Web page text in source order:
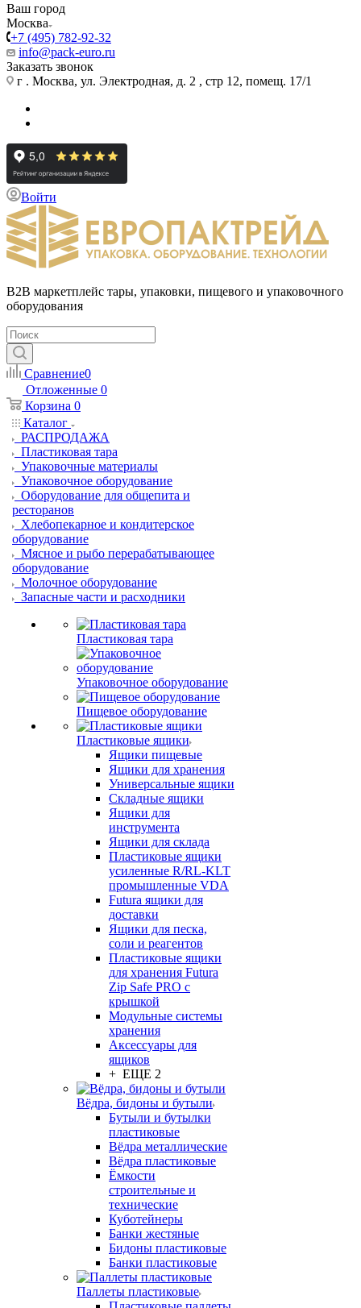
Ваш город
Москва
+7 (495) 782-92-32
info@pack-euro.ru
Заказать звонок
г . Москва, ул. Электродная, д. 2 , стр 12, помещ. 17/1
Войти
B2B маркетплейс тары, упаковки, пищевого и упаковочного
оборудования
Сравнение0
Отложенные 0
Корзина 0
Каталог
РАСПРОДАЖА
Пластиковая тара
Упаковочные материалы
Упаковочное оборудование
Оборудование для общепита и
ресторанов
Хлебопекарное и кондитерское
оборудование
Мясное и рыбо перерабатывающее
оборудование
Молочное оборудование
Запасные части и расходники
Пластиковая тара
Упаковочное оборудование
Пищевое оборудование
Пластиковые ящики
Ящики пищевые
Ящики для хранения
Универсальные ящики
Складные ящики
Ящики для
инструмента
Ящики для склада
Пластиковые ящики
усиленные R/RL-KLT
промышленные VDA
Futura ящики для
доставки
Ящики для песка,
соли и реагентов
Пластиковые ящики
для хранения Futura
Zip Safe PRO с
крышкой
Модульные системы
хранения
Аксессуары для
ящиков
+ ЕЩЕ 2
Вёдра, бидоны и бутыли
Бутыли и бутылки
пластиковые
Вёдра металлические
Вёдра пластиковые
Ёмкости
строительные и
технические
Куботейнеры
Банки жестяные
Бидоны пластиковые
Банки пластиковые
Паллеты пластиковые